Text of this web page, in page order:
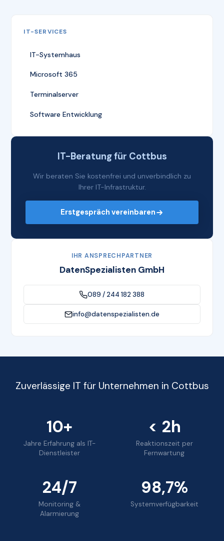
IT-SERVICES
IT-Systemhaus
Microsoft 365
Terminalserver
Software Entwicklung
IT-Beratung für Cottbus
Wir beraten Sie kostenfrei und unverbindlich zu
Ihrer IT-Infrastruktur.
Erstgespräch vereinbaren
IHR ANSPRECHPARTNER
DatenSpezialisten GmbH
089 / 244 182 388
info@datenspezialisten.de
Zuverlässige IT für Unternehmen in Cottbus
10+
Jahre Erfahrung als IT-
Dienstleister
< 2h
Reaktionszeit per
Fernwartung
24/7
Monitoring &
Alarmierung
98,7%
Systemverfügbarkeit